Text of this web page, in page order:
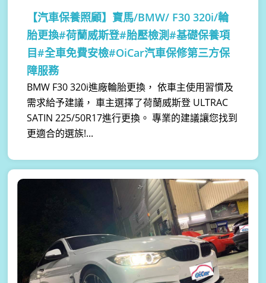
【汽車保養照顧】 寶馬/BMW/ F30 320i/輪
胎更換#荷蘭威斯登#胎壓檢測#基礎保養項
目#全車免費安檢#OiCar汽車保修第三方保
障服務
BMW F30 320i進廠輪胎更換， 依車主使用習慣及
需求給予建議， 車主選擇了荷蘭威斯登 ULTRAC
SATIN 225/50R17進行更換。 專業的建議讓您找到
更適合的選族!...